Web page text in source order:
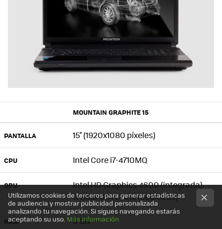
MOUNTAIN GRAPHITE 15
PANTALLA 15'' (1920x1080 píxeles)
CPU Intel Core i7-4710MQ
GPU
Intel HD Graphics 4600 (integrada)
NVidia GTX 870M (dedicada)
RAM 8 GB
Utilizamos cookies de terceros para generar estadísticas
de audiencia y mostrar publicidad personalizada
analizando tu navegación. Si sigues navegando estarás
aceptando su uso. Más información